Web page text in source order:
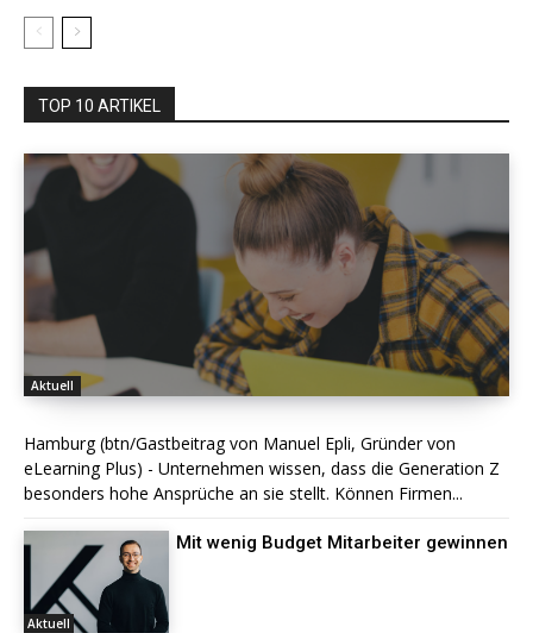
TOP 10 ARTIKEL
Aktuell
Hamburg (btn/Gastbeitrag von Manuel Epli, Gründer von
eLearning Plus) - Unternehmen wissen, dass die Generation Z
besonders hohe Ansprüche an sie stellt. Können Firmen...
Aktuell
Mit wenig Budget Mitarbeiter gewinnen